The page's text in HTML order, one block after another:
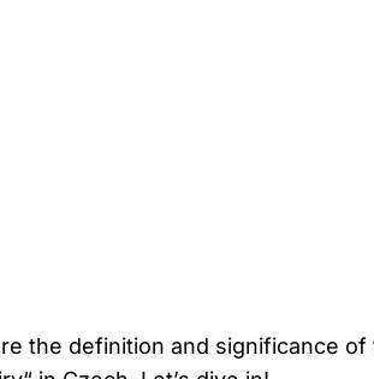
the definition and significance of